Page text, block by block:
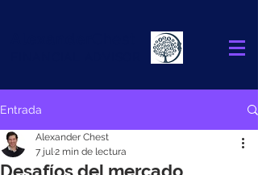
Entrada
Alexander Chest
7 jul2 min de lectura